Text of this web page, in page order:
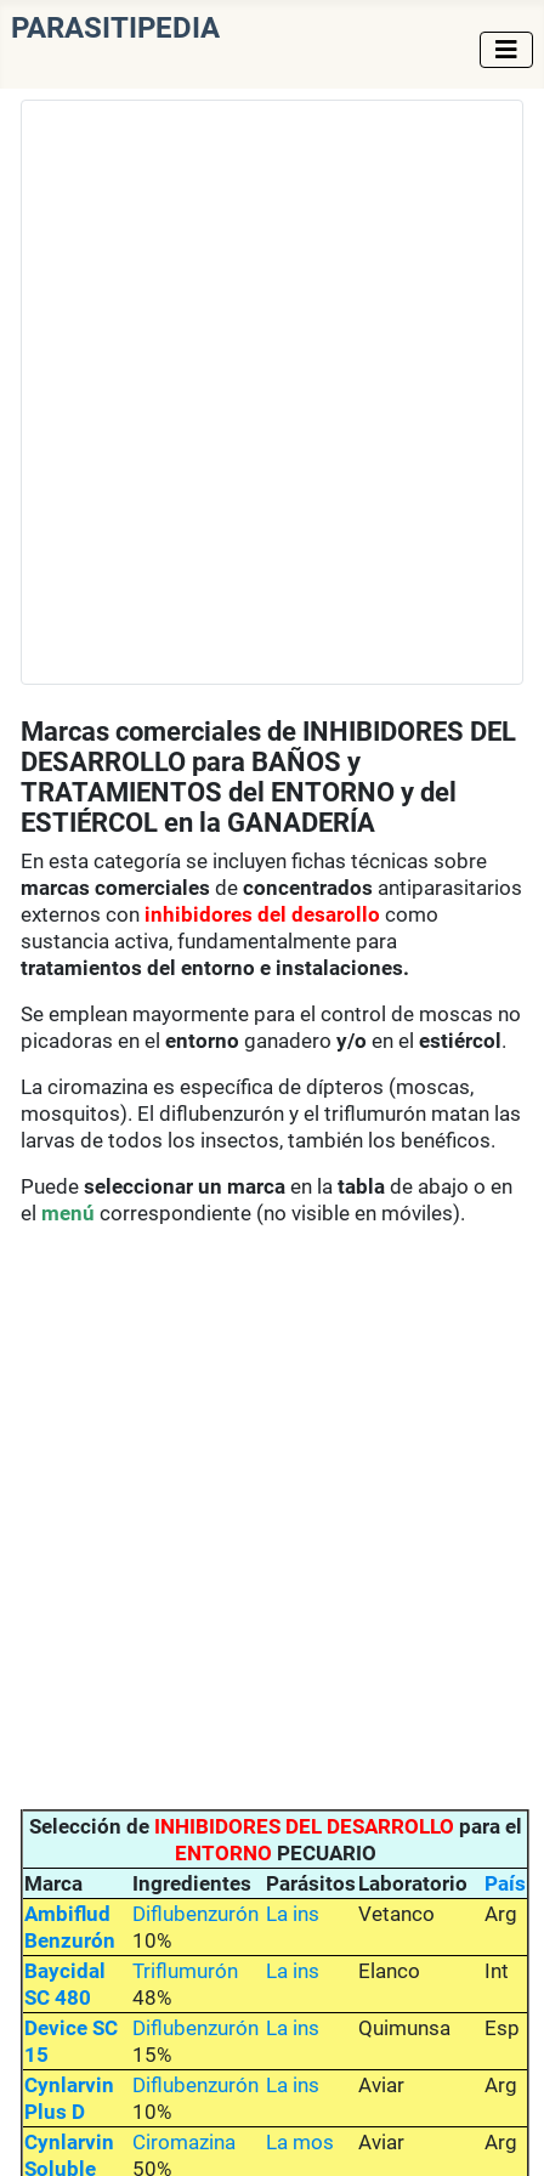
PARASITIPEDIA
Marcas comerciales de INHIBIDORES DEL
DESARROLLO para BAÑOS y
TRATAMIENTOS del ENTORNO y del
ESTIÉRCOL en la GANADERÍA
En esta categoría se incluyen fichas técnicas sobre
marcas comerciales deconcentrados antiparasitarios
externos con inhibidores del desarollo como
sustancia activa, fundamentalmente para
tratamientos del entorno e instalaciones.
Se emplean mayormente para el control de moscas no
picadoras en elentorno ganadero y/oen el estiércol .
La ciromazina es específica de dípteros (moscas,
mosquitos). El diflubenzurón y el triflumurón matan las
larvas de todos los insectos, también los benéficos.
Puedeseleccionar un marca en latabla de abajo o en
el menúcorrespondiente (no visible en móviles).
Selección de INHIBIDORES DEL DESARROLLO para el
ENTORNO PECUARIO
Marca
Ingredientes Parásitos Laboratorio
País
Ambiflud
Benzurón
Diflubenzurón
10%
La ins Vetanco Arg
Baycidal
SC 480
Triflumurón
48%
La ins Elanco Int
Device SC
15
Diflubenzurón
15%
La ins Quimunsa Esp
Cynlarvin
Plus D
Diflubenzurón
10%
La ins Aviar Arg
Cynlarvin
Soluble
Ciromazina
50%
La mos Aviar Arg